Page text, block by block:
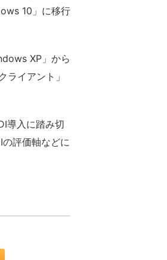
10」に移行
XP」から
イアント」
導入に踏み切
評価軸などに